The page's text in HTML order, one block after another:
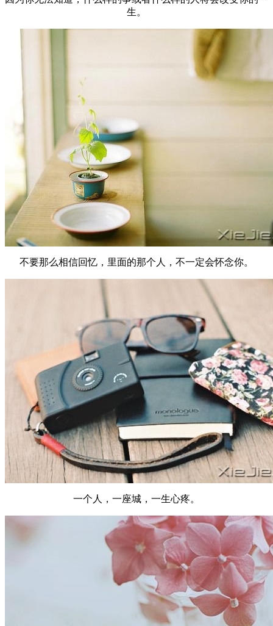
生。
不要那么相信回忆，里面的那个人，不一定会怀念你。
一个人，一座城，一生心疼。